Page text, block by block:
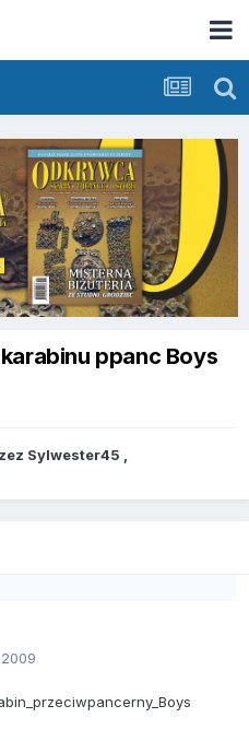
ppanc Boys
Sylwester45